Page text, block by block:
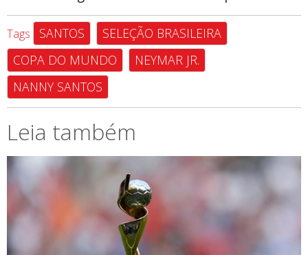
Tags SANTOS
SELEÇÃO BRASILEIRA
COPA DO MUNDO
NEYMAR JR.
NANNY SANTOS
Leia também